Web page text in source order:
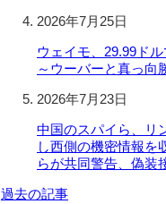
2026年7月25日
ウェイモ、29.99ド
～ウーバーと真っ向
2026年7月23日
中国のスパイら、リ
し西側の機密情報を
らが共同警告、偽装
過去の記事